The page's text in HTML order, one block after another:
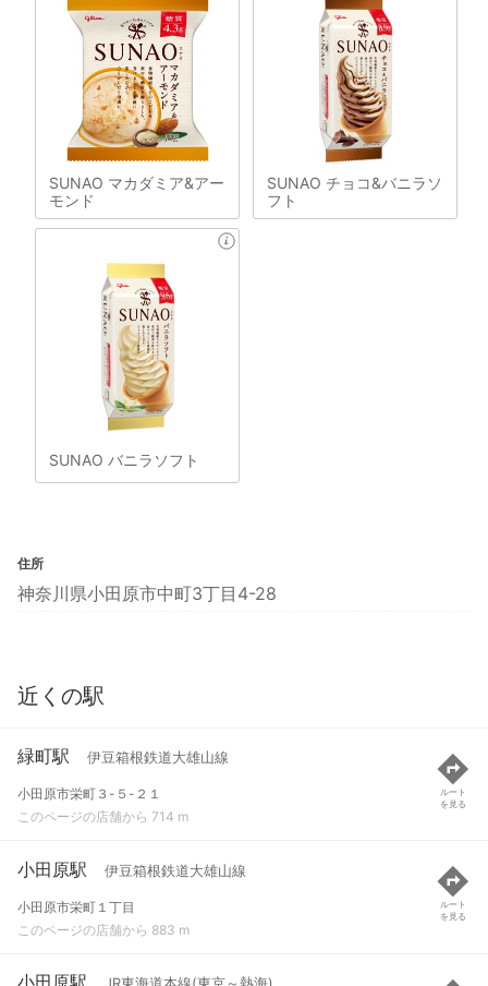
SUNAO マカダミア&アー
モンド
SUNAO チョコ&バニラソ
フト
SUNAO バニラソフト
住所
神奈川県小田原市中町3丁目4-28
近くの駅
緑町駅 伊豆箱根鉄道大雄山線
小田原市栄町３-５-２１
このページの店舗から 714 m
ルート
を見る
小田原駅 伊豆箱根鉄道大雄山線
小田原市栄町１丁目
このページの店舗から 883 m
ルート
を見る
小田原駅